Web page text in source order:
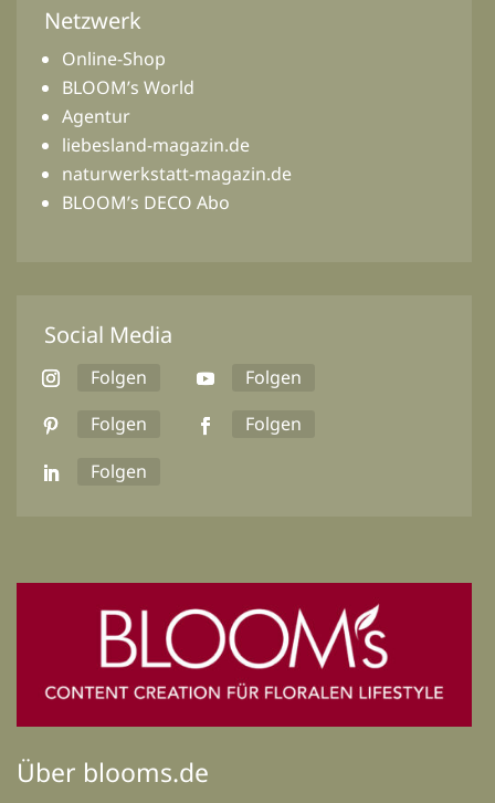
Netzwerk
Online-Shop
BLOOM’s World
Agentur
liebesland-magazin.de
naturwerkstatt-magazin.de
BLOOM’s DECO Abo
Social Media
Folgen
Folgen
Folgen
Folgen
Folgen
Über blooms.de